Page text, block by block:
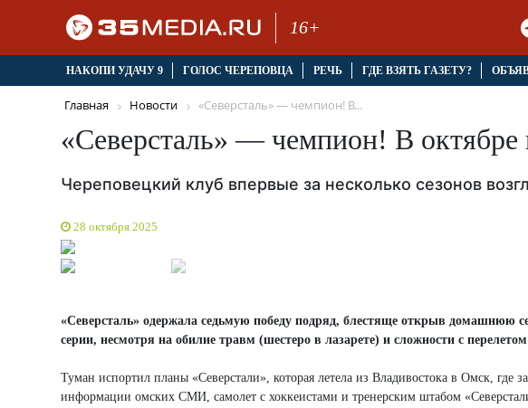
16+
НАКОПИ УДАЧУ 9 ГОЛОС ЧЕРЕПОВЦА РЕЧЬ ГДЕ ВЗЯТЬ ГАЗЕТУ?
Главная Новости «Северсталь» — чемпион! В...
«Северсталь» — чемпион! В
Череповецкий клуб впервые за несколько сезонов
28 октября 2025
«Северсталь» одержала седьмую победу подряд, блестяще открыв
серии, несмотря на обилие травм (шестеро в лазарете) и сложности с
Туман испортил планы «Северстали», которая летела из Владивостока в Омск, где
информации омских СМИ, самолет с хоккеистами и тренерским штабом